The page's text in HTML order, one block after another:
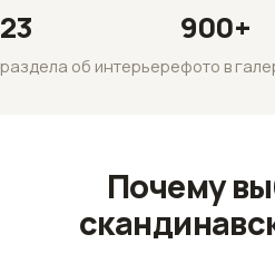
23
раздела об интерьере
900+
фото в
Почему